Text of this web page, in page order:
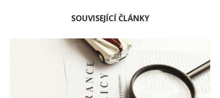
SOUVISEJÍCÍ ČLÁNKY